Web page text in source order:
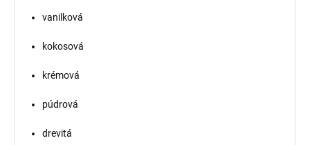
vanilková
kokosová
krémová
púdrová
drevitá